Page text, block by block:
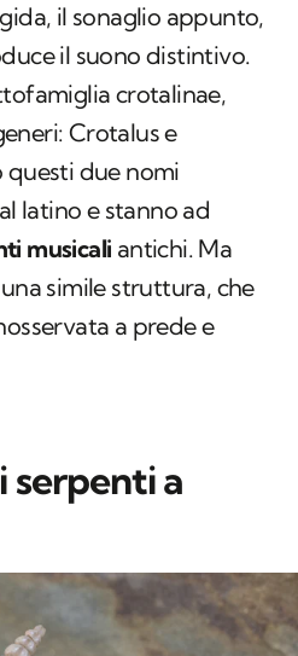
il sonaglio appunto,
il suono distintivo.
crotalinae,
Crotaluse
questi due nomi
latino e stanno ad
musicali antichi. Ma
simile struttura, che
a prede e
serpenti a